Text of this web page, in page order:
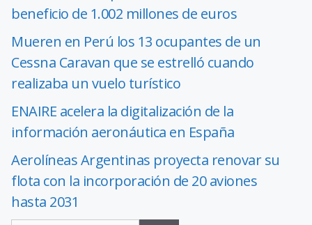
beneficio de 1.002 millones de euros
Mueren en Perú los 13 ocupantes de un
Cessna Caravan que se estrelló cuando
realizaba un vuelo turístico
ENAIRE acelera la digitalización de la
información aeronáutica en España
Aerolíneas Argentinas proyecta renovar su
flota con la incorporación de 20 aviones
hasta 2031